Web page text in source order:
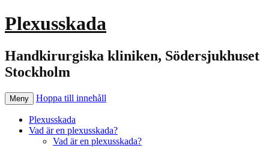
Plexusskada
Handkirurgiska kliniken, Södersjukhuset
Stockholm
Meny Hoppa till innehåll
Plexusskada
Vad är en plexusskada?
Vad är en plexusskada?